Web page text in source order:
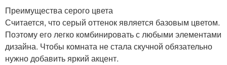
Преимущества серого цвета
Считается, что серый оттенок является базовым цветом.
Поэтому его легко комбинировать с любыми элементами
дизайна. Чтобы комната не стала скучной обязательно
нужно добавить яркий акцент.